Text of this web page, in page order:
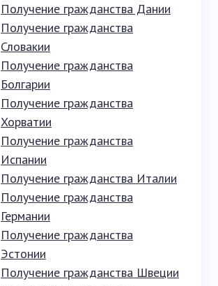
Получение гражданства Дании
Получение гражданства
Словакии
Получение гражданства
Болгарии
Получение гражданства
Хорватии
Получение гражданства
Испании
Получение гражданства Италии
Получение гражданства
Германии
Получение гражданства
Эстонии
Получение гражданства Швеции